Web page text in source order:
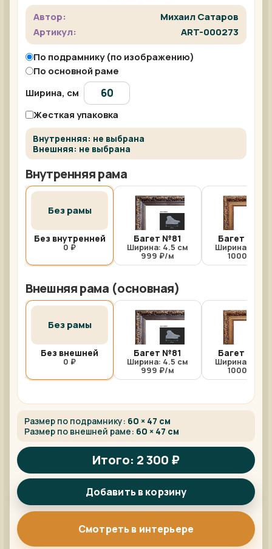
Автор:
Михаил Сатаров
Артикул:
ART-000273
По подрамнику (по изображению)
По основной раме
Ширина, см
Жесткая упаковка
Внутренняя: не выбрана
Внешняя: не выбрана
Внутренняя рама
Без рамы
Без внутренней
0 ₽
Багет №81
Ширина: 4.5 см
999 ₽/м
Багет №81/
Ширина: 4.5
1000 ₽/м
Внешняя рама (основная)
Без рамы
Без внешней
0 ₽
Багет №81
Ширина: 4.5 см
999 ₽/м
Багет №81/
Ширина: 4.5
1000 ₽/м
Размер по подрамнику: 60 × 47 см
Размер по внешней раме: 60 × 47 см
Итого: 2 300 ₽
Добавить в корзину
Смотреть в интерьере